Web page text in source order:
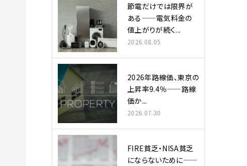
節電だけでは限界が
ある——電気料金の
値上がりが続く...
2026.08.05
2026年路線価、東京の
上昇率9.4％——路線
価か...
2026.07.30
FIRE貧乏・NISA貧乏
にならないために——